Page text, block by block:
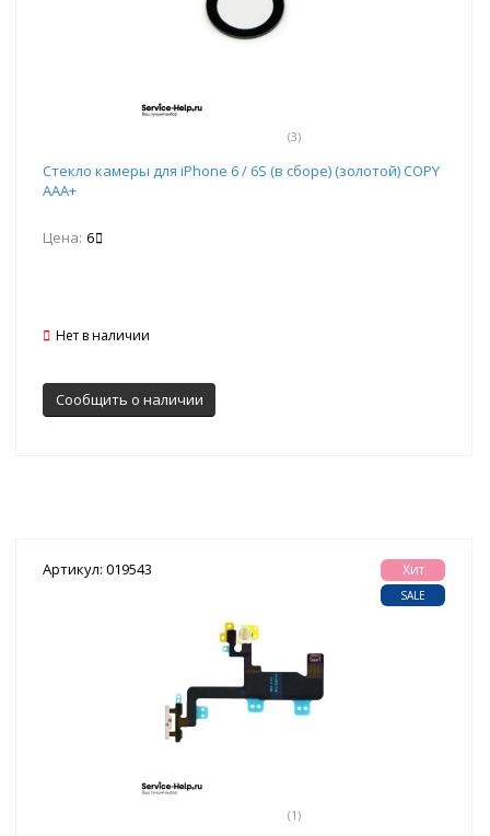
(3)
Стекло камеры для iPhone 6 / 6S (в сборе) (золотой) COPY
AAA+
Цена: 6
Нет в наличии
Сообщить о наличии
Артикул: 019543
(1)
Хит
SALE